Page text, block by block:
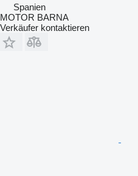
Spanien
MOTOR BARNA
Verkäufer kontaktieren